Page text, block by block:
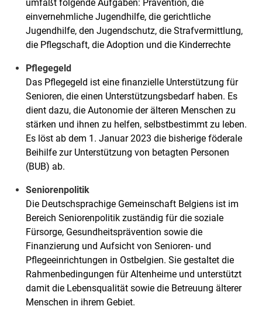
umfaßt folgende Aufgaben: Prävention, die
einvernehmliche Jugendhilfe, die gerichtliche
Jugendhilfe, den Jugendschutz, die Strafvermittlung,
die Pflegschaft, die Adoption und die Kinderrechte
Pflegegeld
Das Pflegegeld ist eine finanzielle Unterstützung für
Senioren, die einen Unterstützungsbedarf haben. Es
dient dazu, die Autonomie der älteren Menschen zu
stärken und ihnen zu helfen, selbstbestimmt zu leben.
Es löst ab dem 1. Januar 2023 die bisherige föderale
Beihilfe zur Unterstützung von betagten Personen
(BUB) ab.
Seniorenpolitik
Die Deutschsprachige Gemeinschaft Belgiens ist im
Bereich Seniorenpolitik zuständig für die soziale
Fürsorge, Gesundheitsprävention sowie die
Finanzierung und Aufsicht von Senioren- und
Pflegeeinrichtungen in Ostbelgien. Sie gestaltet die
Rahmenbedingungen für Altenheime und unterstützt
damit die Lebensqualität sowie die Betreuung älterer
Menschen in ihrem Gebiet.